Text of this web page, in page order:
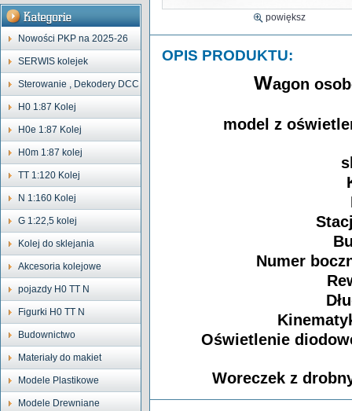
Nowości PKP na 2025-26
SERWIS kolejek
Sterowanie , Dekodery DCC
H0 1:87 Kolej
H0e 1:87 Kolej
H0m 1:87 kolej
TT 1:120 Kolej
N 1:160 Kolej
G 1:22,5 kolej
Kolej do sklejania
Akcesoria kolejowe
pojazdy H0 TT N
Figurki H0 TT N
Budownictwo
Materiały do makiet
Modele Plastikowe
Modele Drewniane
powiększ
OPIS PRODUKTU:
Wagon
model z
Numer
Oświetlenie
Woreczek z